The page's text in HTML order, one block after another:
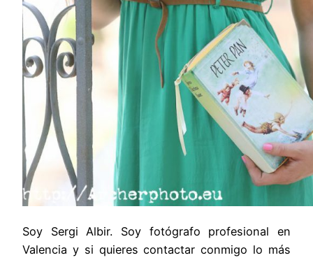
Soy Sergi Albir. Soy fotógrafo profesional en
Valencia y si quieres contactar conmigo lo más